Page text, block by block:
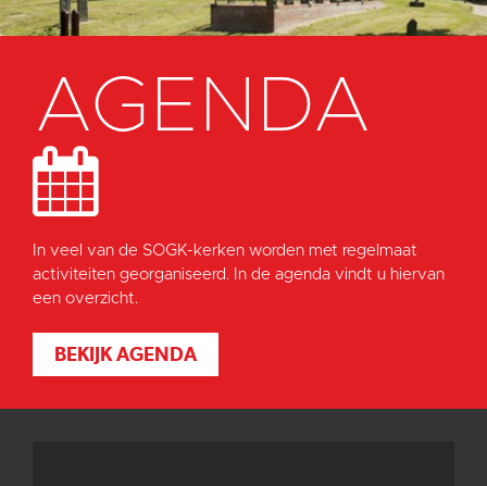
AGENDA
In veel van de SOGK-kerken worden met regelmaat
activiteiten georganiseerd. In de agenda vindt u hiervan
een overzicht.
BEKIJK AGENDA